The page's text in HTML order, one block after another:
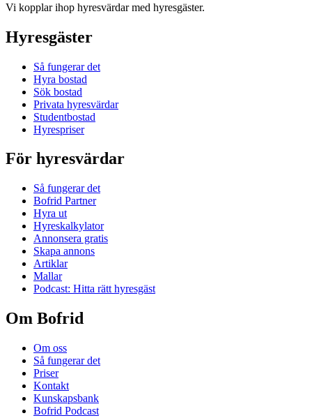
Vi kopplar ihop hyresvärdar med hyresgäster.
Hyresgäster
Så fungerar det
Hyra bostad
Sök bostad
Privata hyresvärdar
Studentbostad
Hyrespriser
För hyresvärdar
Så fungerar det
Bofrid Partner
Hyra ut
Hyreskalkylator
Annonsera gratis
Skapa annons
Artiklar
Mallar
Podcast: Hitta rätt hyresgäst
Om Bofrid
Om oss
Så fungerar det
Priser
Kontakt
Kunskapsbank
Bofrid Podcast